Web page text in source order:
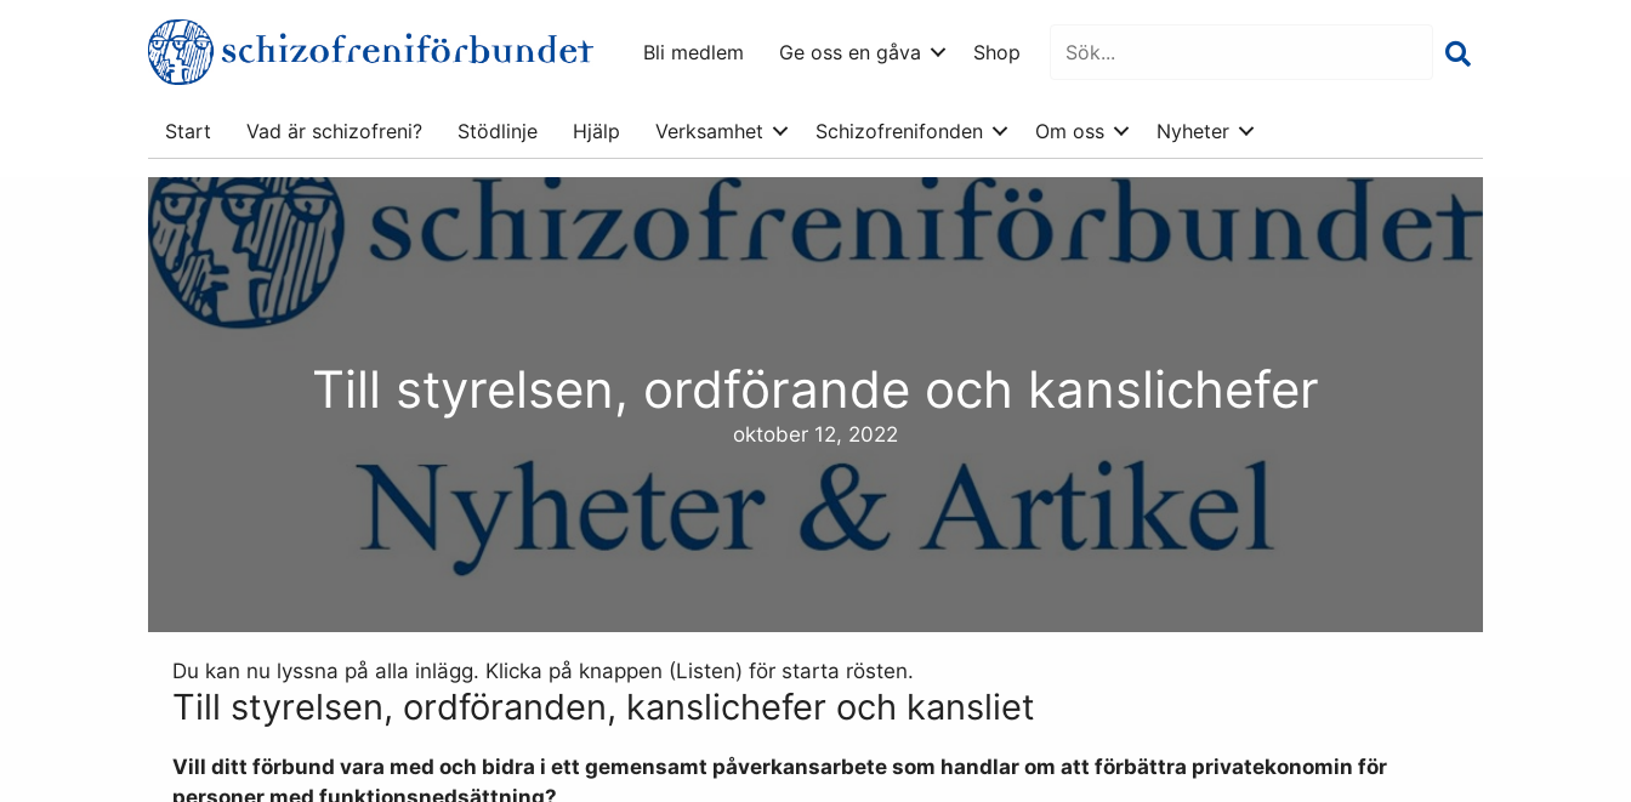
Bli medlem Ge oss en gåva Shop
Start Vad är schizofreni? Stödlinje Hjälp Verksamhet Schizofrenifonden Om oss Nyheter
Till styrelsen, ordförande och kanslichefer
oktober 12, 2022
Du kan nu lyssna på alla inlägg. Klicka på knappen (Listen) för starta rösten.
Till styrelsen, ordföranden, kanslichefer och kansliet
Vill ditt förbund vara med och bidra i ett gemensamt påverkansarbete som handlar om att förbättra privatekonomin för
personer med funktionsnedsättning?